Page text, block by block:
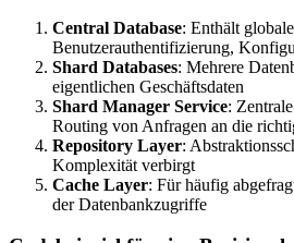
Central Database: Enthält
Benutzerauthentifizierung,
Shard Databases: Mehrere
eigentlichen Geschäftsdaten
Shard Manager Service:
Routing von Anfragen an die
Repository Layer:
Komplexität verbirgt
Cache Layer: Für häufig
der Datenbankzugriffe